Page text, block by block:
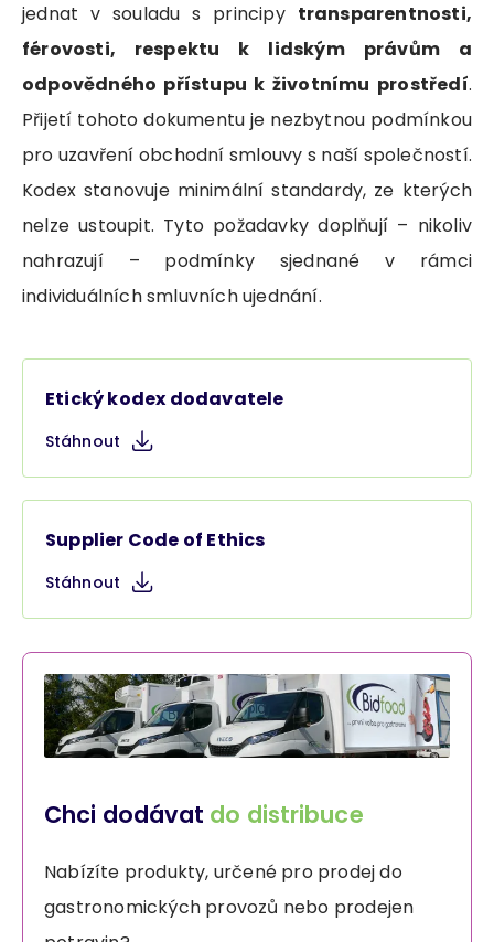
jednat v souladu s principy transparentnosti,
férovosti, respektu k lidským právům a
odpovědného přístupu k životnímu prostředí.
Přijetí tohoto dokumentu je nezbytnou podmínkou
pro uzavření obchodní smlouvy s naší společností.
Kodex stanovuje minimální standardy, ze kterých
nelze ustoupit. Tyto požadavky doplňují – nikoliv
nahrazují – podmínky sjednané v rámci
individuálních smluvních ujednání.
Etický kodex dodavatele
Stáhnout
Supplier Code of Ethics
Stáhnout
Chci dodávat do distribuce
Nabízíte produkty, určené pro prodej do
gastronomických provozů nebo prodejen